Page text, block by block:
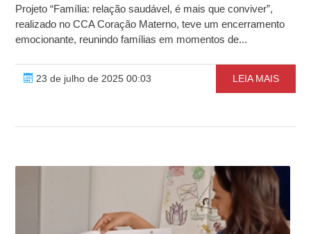
Projeto “Família: relação saudável, é mais que conviver”,
realizado no CCA Coração Materno, teve um encerramento
emocionante, reunindo famílias em momentos de...
23 de julho de 2025 00:03 LEIA MAIS